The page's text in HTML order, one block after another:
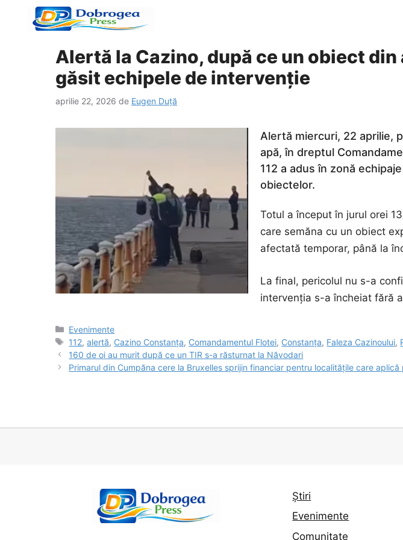
Alertă la Cazino, după ce un obiect
găsit echipele de intervenție
aprilie 22, 2026 de Eugen Duță
Alertă miercuri, 22 aprilie,
apă, în dreptul
112 a adus în zonă
obiectelor.
Totul a început în jurul orei
care semăna cu un obiect
afectată temporar, până la
La final, pericolul nu s-a
intervenția s-a încheiat fără
Categorii
Evenimente
Etichete
112,alertă, Cazino Constanța, Comandamentul Flotei, Constanța, Faleza Cazinoului,
160 de oi au murit după ce un TIR s-a răsturnat la Năvodari
Primarul din Cumpăna cere la Bruxelles sprijin financiar pentru localitățile care aplică
Știri
Evenimente
Comunitate